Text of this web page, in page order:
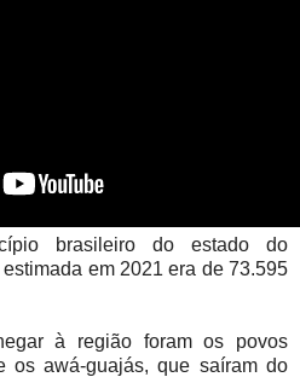
brasileiro do estado do
em 2021 era de 73.595
à região foram os povos
os awá-guajás, que saíram do